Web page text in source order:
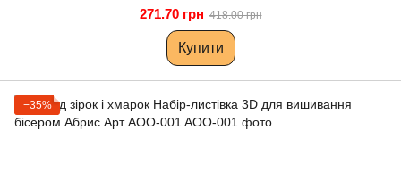
271.70 грн 418.00 грн
Купити
−35%